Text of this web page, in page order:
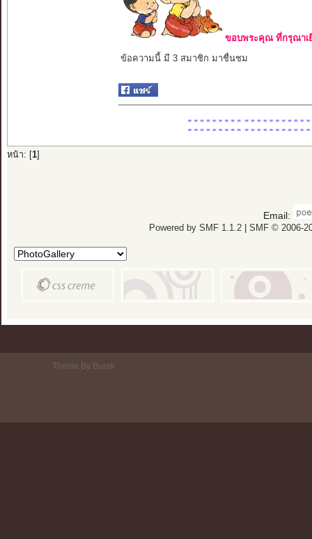
ขอบพระคุณ ที่กรุณาเ
ข้อความนี้ มี 3 สมาชิก มาชื่นชม
:::::::::::::::::::::รว
หน้า: [ 1]
Email:
Powered by SMF 1.1.2| SMF © 2006-
Theme By Burak